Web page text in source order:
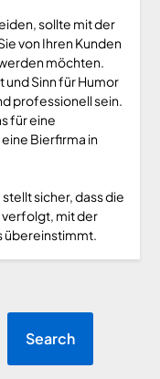
sollte mit der
von Ihren Kunden
möchten.
und Sinn für Humor
professionell sein.
für eine
Bierfirma in
sicher, dass die
verfolgt, mit der
übereinstimmt.
Search